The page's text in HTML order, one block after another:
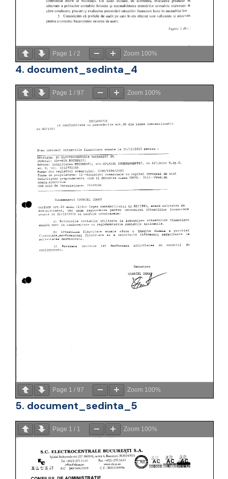
Page 1 / 2 Zoom 100%
4. document_sedinta_4
Page 1 / 97 Zoom 100%
Page 1 / 97 Zoom 100%
5. document_sedinta_5
Page 1 / 1 Zoom 100%